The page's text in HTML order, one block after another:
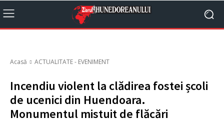
Acasă ACTUALITATE - EVENIMENT
Incendiu violent la clădirea fostei școli
de ucenici din Huendoara.
Monumentul mistuit de flăcări